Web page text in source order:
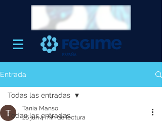
Entrada
Todas las entradas
Todas las entradas
Tania Manso
26 jun4 min de lectura